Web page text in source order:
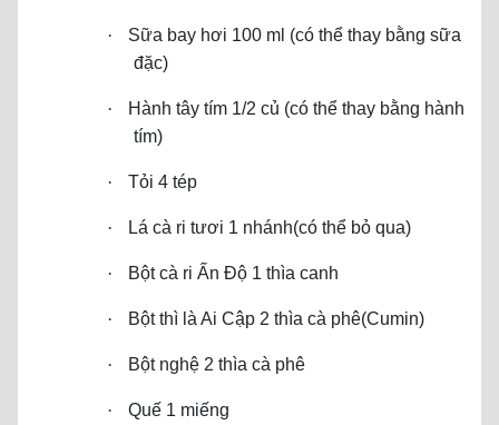
·
Sữa bay hơi 100 ml (có thể thay bằng sữa
đặc)
·
Hành tây tím 1/2 củ (có thể thay bằng hành
tím)
· Tỏi 4 tép
· Lá cà ri tươi 1 nhánh(có thể bỏ qua)
· Bột cà ri Ấn Độ 1 thìa canh
· Bột thì là Ai Cập 2 thìa cà phê(Cumin)
· Bột nghệ 2 thìa cà phê
· Quế 1 miếng